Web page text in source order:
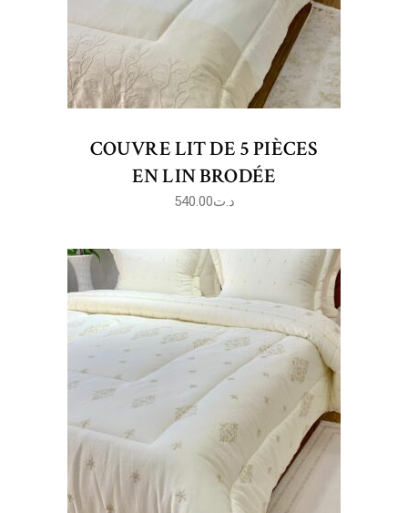
COUVRE LIT DE 5 PIÈCES
EN LIN BRODÉE
د.ت540.00